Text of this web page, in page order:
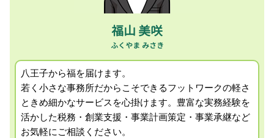
キャッシュフロー 税理士 相談 八王子市
事業計画策定 税理士 相談 日野市
記帳代行 税理士 相談 日野市
福山 美咲
八王子から福を届けます。
若く小さな事務所だからこそできるフットワークの軽さ
ときめ細かなサービスを心掛けます。 豊富な実務経験を
活かした税務・創業支援・事業計画策定・事業承継など
お気軽にご相談ください。